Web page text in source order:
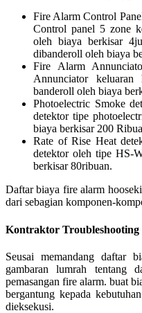
Fire Alarm Control
Control panel 5 zone
oleh biaya berkisar
dibanderoll oleh biaya
Fire Alarm
Annunciator
banderoll oleh biaya
Photoelectric Smoke
detektor tipe
biaya berkisar 200
Rate of Rise Heat
detektor oleh tipe HS-
berkisar 80ribuan.
Daftar biaya fire alarm
dari sebagian komponen-
Kontraktor
Seusai memandang daftar
gambaran lumrah tentang
pemasangan fire alarm. buat
bergantung kepada
dieksekusi.